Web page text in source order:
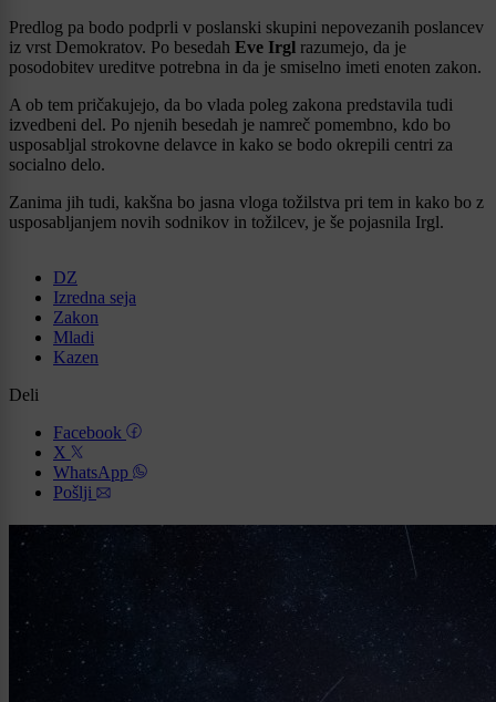
Predlog pa bodo podprli v poslanski skupini nepovezanih poslancev
iz vrst Demokratov. Po besedah Eve Irgl razumejo, da je
posodobitev ureditve potrebna in da je smiselno imeti enoten zakon.
A ob tem pričakujejo, da bo vlada poleg zakona predstavila tudi
izvedbeni del. Po njenih besedah je namreč pomembno, kdo bo
usposabljal strokovne delavce in kako se bodo okrepili centri za
socialno delo.
Zanima jih tudi, kakšna bo jasna vloga tožilstva pri tem in kako bo z
usposabljanjem novih sodnikov in tožilcev, je še pojasnila Irgl.
DZ
Izredna seja
Zakon
Mladi
Kazen
Deli
Facebook
X
WhatsApp
Pošlji